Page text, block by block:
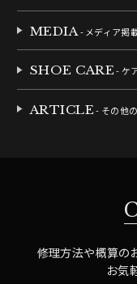
MEDIA- メディア掲
SHOE CARE- ケ
ARTICLE- その他
修理方法や概算の
お気